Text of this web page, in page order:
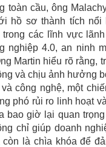
toàn cầu, ông
hồ sơ thành tích nổi
trong các lĩnh vực
nghiệp 4.0, an ninh
Martin hiểu rõ rằng,
và chịu ảnh hưởng
công nghệ, một
phó rủi ro linh hoạt
bao giờ lại quan
chỉ giúp doanh
còn là chìa khóa để